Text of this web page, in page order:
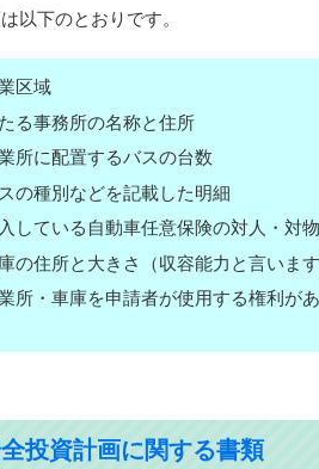
以下のとおりです。
区域
る事務所の名称と住所
所に配置するバスの台数
の種別などを記載した明細
している自動車任意保険の対人・対
の住所と大きさ（収容能力と言います
所・車庫を申請者が使用する権利が
投資計画に関する書類